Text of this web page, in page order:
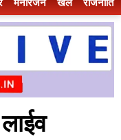
मनोरंजन खेल राजनीति